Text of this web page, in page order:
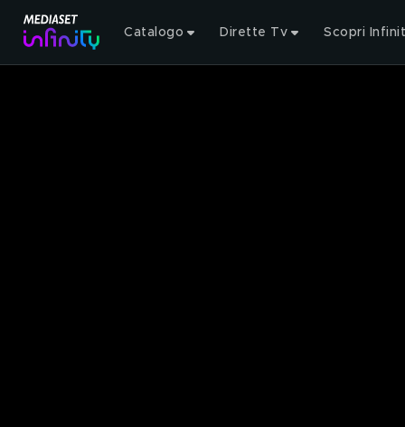
Catalogo Dirette Tv Scopri